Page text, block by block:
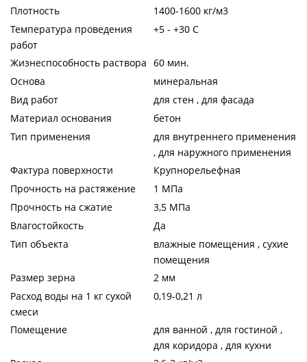
Плотность
1400-1600 кг/м3
Температура проведения
работ
+5 - +30 C
Жизнеспособность раствора 60 мин.
Основа
минеральная
Вид работ
для стен , для фасада
Материал основания
бетон
Тип применения
для внутреннего применения
, для наружного применения
Фактура поверхности
Крупнорельефная
Прочность на растяжение
1 МПа
Прочность на сжатие
3,5 МПа
Влагостойкость
Да
Тип объекта
влажные помещения , сухие
помещения
Размер зерна
2 мм
Расход воды на 1 кг сухой
смеси
0,19-0,21 л
Помещение
для ванной , для гостиной ,
для коридора , для кухни